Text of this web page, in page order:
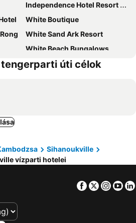
Independence Hotel Resort & Spa
White Boutique
White Sand Ark Resort
White Beach Bungalows
Sunset Loungeúti célok
Sihanoukville
vízparti hotelei
Facebook
Twitter